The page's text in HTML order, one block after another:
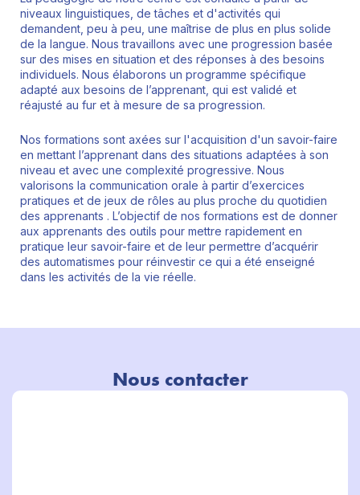
niveaux linguistiques, de tâches et d'activités qui
demandent, peu à peu, une maîtrise de plus en plus solide
de la langue. Nous travaillons avec une progression basée
sur des mises en situation et des réponses à des besoins
individuels. Nous élaborons un programme spécifique
adapté aux besoins de l’apprenant, qui est validé et
réajusté au fur et à mesure de sa progression.
Nos formations sont axées sur l'acquisition d'un savoir-faire
en mettant l’apprenant dans des situations adaptées à son
niveau et avec une complexité progressive. Nous
valorisons la communication orale à partir d’exercices
pratiques et de jeux de rôles au plus proche du quotidien
des apprenants . L’objectif de nos formations est de donner
aux apprenants des outils pour mettre rapidement en
pratique leur savoir-faire et de leur permettre d’acquérir
des automatismes pour réinvestir ce qui a été enseigné
dans les activités de la vie réelle.
Nous contacter